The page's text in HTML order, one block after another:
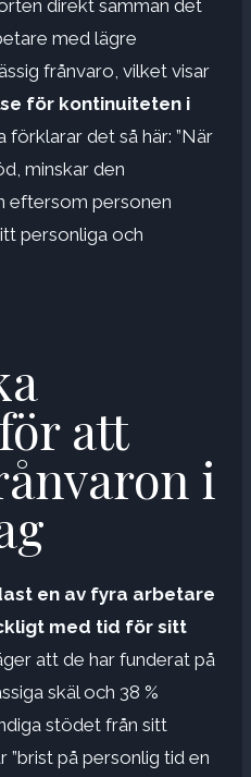
direkt samman det
med lägre
frånvaro, vilket visar
för kontinuiteten i
förklarar det så här: ”När
minskar den
eftersom personen
personliga och
att
i
en av fyra arbetare
med tid för sitt
att de har funderat på
skäl och 38 %
stödet från sitt
”brist på personlig tid en